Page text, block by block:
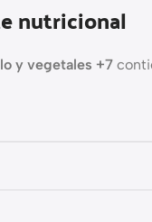
nutricional
y vegetales +7